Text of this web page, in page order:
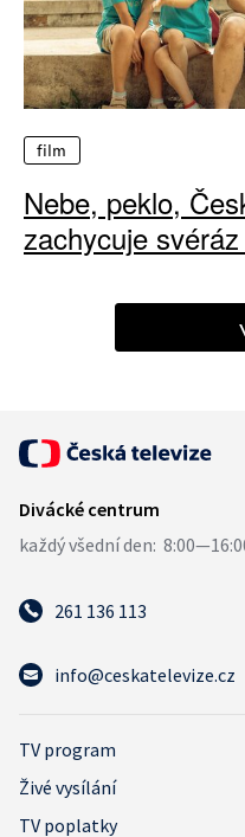
film
Nebe, peklo,
zachycuje
261 136 113
info@ceskatelevize.cz
TV program
Živé vysílání
TV poplatky